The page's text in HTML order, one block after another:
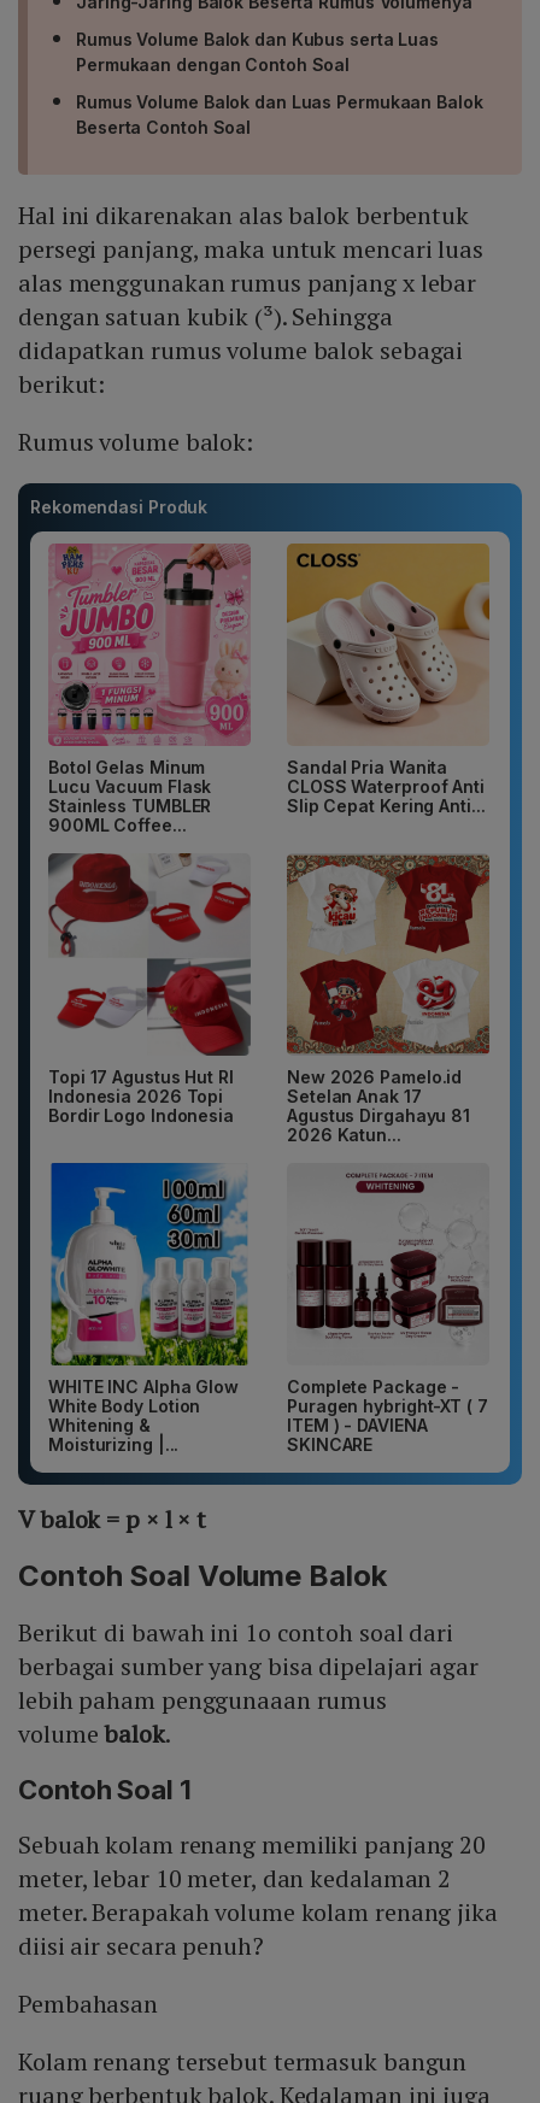
Rumus Volume Balok dan Kubus serta Luas
Permukaan dengan Contoh Soal
Rumus Volume Balok dan Luas Permukaan Balok
Beserta Contoh Soal
Hal ini dikarenakan alas balok berbentuk
persegi panjang, maka untuk mencari luas
alas menggunakan rumus panjang x lebar
dengan satuan kubik (³). Sehingga
didapatkan rumus volume balok sebagai
berikut:
Rumus volume balok:
Rekomendasi Produk
Botol Gelas Minum
Lucu Vacuum Flask
Stainless TUMBLER
900ML Coffee...
Sandal Pria Wanita
CLOSS Waterproof Anti
Slip Cepat Kering Anti...
Topi 17 Agustus Hut RI
Indonesia 2026 Topi
Bordir Logo Indonesia
New 2026 Pamelo.id
Setelan Anak 17
Agustus Dirgahayu 81
2026 Katun...
WHITE INC Alpha Glow
White Body Lotion
Whitening &
Moisturizing |...
Complete Package -
Puragen hybright-XT ( 7
ITEM ) - DAVIENA
SKINCARE
V balok = p × l × t
Contoh Soal Volume Balok
Berikut di bawah ini 1o contoh soal dari
berbagai sumber yang bisa dipelajari agar
lebih paham penggunaaan rumus
volumebalok.
Contoh Soal 1
Sebuah kolam renang memiliki panjang 20
meter, lebar 10 meter, dan kedalaman 2
meter. Berapakah volume kolam renang jika
diisi air secara penuh?
Pembahasan
Kolam renang tersebut termasuk bangun
ruang berbentuk balok. Kedalaman ini juga